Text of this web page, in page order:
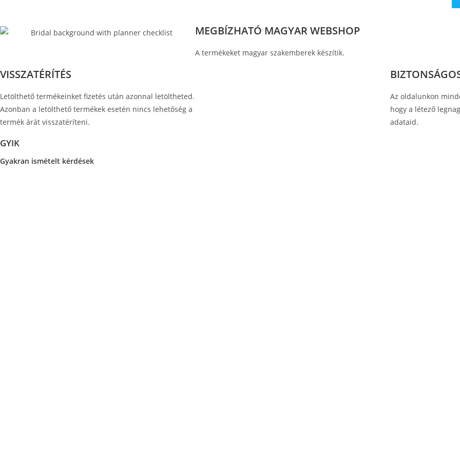
MEGBÍZHATÓ MAGYAR WEBSHOP
A termékeket magyar szakemberek készítik.
VISSZATÉRÍTÉS
Letölthető termékeinket fizetés után azonnal letöltheted.
Azonban a letölthető termékek esetén nincs lehetőség a
termék árát visszatéríteni.
Az oldalunkon
hogy a létező
adataid.
GYIK
Gyakran ismételt kérdések